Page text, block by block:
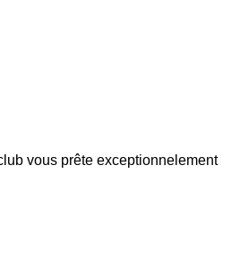
vous prête exceptionnelement